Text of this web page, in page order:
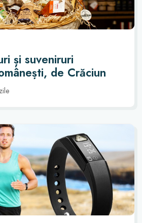
și suveniruri
de Crăciun